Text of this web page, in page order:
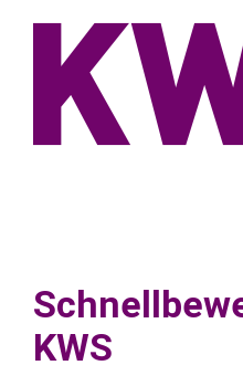
KWS